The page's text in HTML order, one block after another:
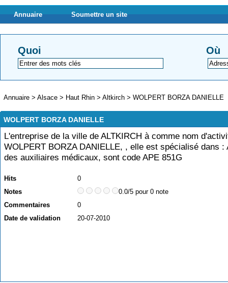
Annuaire Soumettre un site
Quoi Où
Annuaire > Alsace > Haut Rhin > Altkirch > WOLPERT BORZA DANIELLE
WOLPERT BORZA DANIELLE
L'entreprise de la ville de ALTKIRCH à comme nom
WOLPERT BORZA DANIELLE, , elle est spécialisé dans :
des auxiliaires médicaux, sont code APE 851G
Hits
0
Notes
0.0/5 pour 0 note
Commentaires
0
Date de validation
20-07-2010